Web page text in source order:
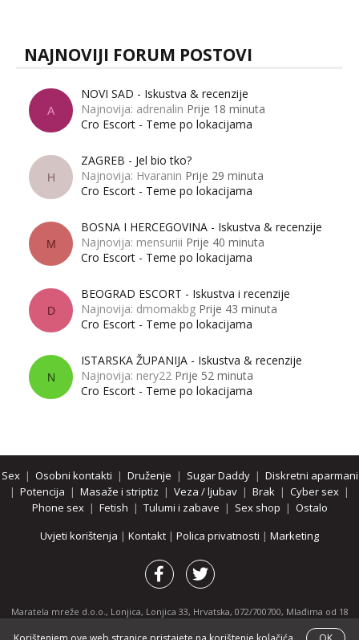
NAJNOVIJI FORUM POSTOVI
A
NOVI SAD - Iskustva & recenzije
Najnovija: adrenalin Prije 18 minuta
Cro Escort - Teme po lokacijama
H
ZAGREB - Jel bio tko?
Najnovija: Hvaranin Prije 29 minuta
Cro Escort - Teme po lokacijama
M
BOSNA I HERCEGOVINA - Iskustva & recenzije
Najnovija: mensuriii Prije 40 minuta
Cro Escort - Teme po lokacijama
D
BEOGRAD ESCORT - Iskustva i recenzije
Najnovija: dmomakbg Prije 43 minuta
Cro Escort - Teme po lokacijama
N
ISTARSKA ŽUPANIJA - Iskustva & recenzije
Najnovija: nery22 Prije 52 minuta
Cro Escort - Teme po lokacijama
Sex| Osobni kontakti | Druženje | Sugar Daddy| Diskretni aparmani
| Potencija | Masaže i striptiz | Veza / ljubav | Brak | Cyber sex |
Phone sex| Fetish | Tulumi i zabave | Sex shop | Ostalo
Uvjeti korištenja | Kontakt | Polica privatnosti | Marketing
Maratela mreže d.o.o., Lonjica, Lonjica 33, Hrvatska, 072/700700, Mlađima od 18
godina zabranjeno je pregledavanje stranice i svih njenih dijelova.